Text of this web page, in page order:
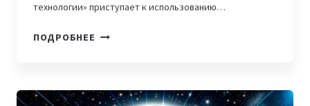
технологии» приступает к использованию…
ПОДРОБНЕЕ ОБЪЯВЛЯЕТСЯ
СОЗДАНИЯ